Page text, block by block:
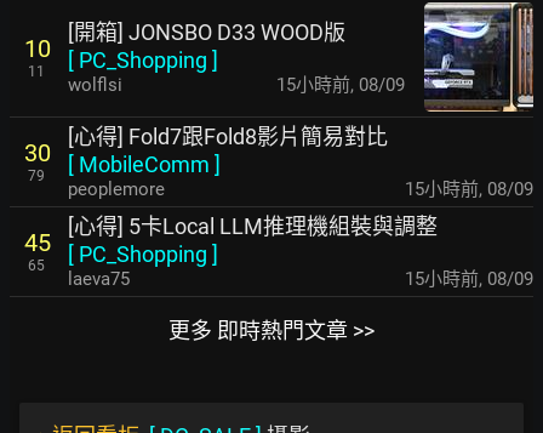
10
11
[開箱] JONSBO D33 WOOD版
[ PC_Shopping ]
wolflsi 15小時前, 08/09
30
79
[心得] Fold7跟Fold8影片簡易對比
[ MobileComm ]
peoplemore 15小時前, 08/09
45
65
[心得] 5卡Local LLM推理機組裝與調整
[ PC_Shopping ]
laeva75 15小時前, 08/09
更多 即時熱門文章 >>